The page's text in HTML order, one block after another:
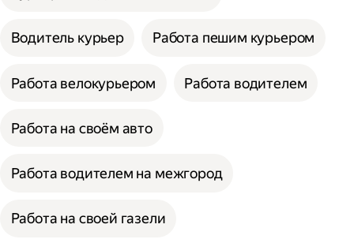
Водитель курьер Работа пешим курьером
Работа велокурьером Работа водителем
Работа на своём авто
Работа водителем на межгород
Работа на своей газели